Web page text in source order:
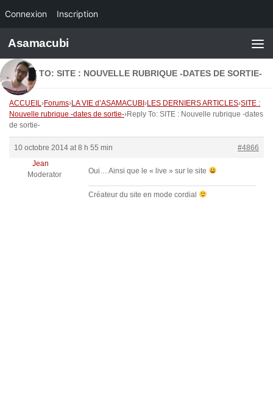
Connexion Inscription
Skip to content
Asamacubi
REPLY TO: SITE : NOUVELLE RUBRIQUE -DATES DE SORTIE-
ACCUEIL›Forums›LA VIE d’ASAMACUBI ›LES DERNIERS ARTICLES›SITE :
Nouvelle rubrique -dates de sortie-›Reply To: SITE : Nouvelle rubrique -dates
de sortie-
10 octobre 2014 at 8 h 55 min
#4866
Jean
Moderator
Oui… Ainsi que le « live » sur le site
Créateur du site en mode cordial